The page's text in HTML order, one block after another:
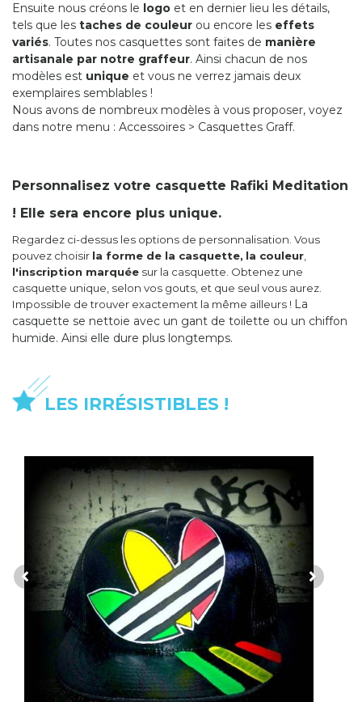
Ensuite nous créons le logo et en dernier lieu les détails,
tels que les taches de couleur ou encore les effets
variés. Toutes nos casquettes sont faites de manière
artisanale par notre graffeur. Ainsi chacun de nos
modèles est unique et vous ne verrez jamais deux
exemplaires semblables !
Nous avons de nombreux modèles à vous proposer, voyez
dans notre menu : Accessoires > Casquettes Graff.
Personnalisez votre casquette Rafiki Meditation
! Elle sera encore plus unique.
Regardez ci-dessus les options de personnalisation. Vous
pouvez choisir la forme de la casquette, la couleur
l'inscription marquée sur la casquette. Obtenez une
casquette unique, selon vos gouts, et que seul vous aurez.
Impossible de trouver exactement la même ailleurs ! La
casquette se nettoie avec un gant de toilette ou un chiffon
humide. Ainsi elle dure plus longtemps.
LES IRRÉSISTIBLES !